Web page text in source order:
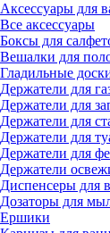
Аксессуары для
Все аксессуары
Боксы для
Вешалки для
Гладильные
Держатели для
Держатели для
Держатели для
Держатели для
Держатели для
Держатели
Диспенсеры для
Дозаторы для
Ершики